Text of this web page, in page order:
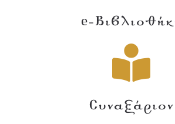
e-
Συναξάριον